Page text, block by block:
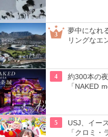
3
夢中になれ
リングなエ
4
約300本の
「NAKED
5
USJ、イー
「クロミ・